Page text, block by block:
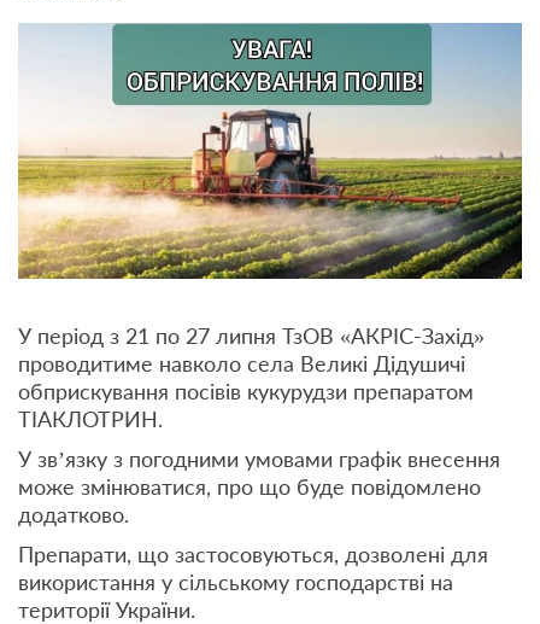
У період з 21 по 27 липня ТзОВ «АКРІС-Захід»
проводитиме навколо села Великі Дідушичі
обприскування посівів кукурудзи препаратом
ТІАКЛОТРИН.
У зв’язку з погодними умовами графік внесення
може змінюватися, про що буде повідомлено
додатково.
Препарати, що застосовуються, дозволені для
використання у сільському господарстві на
території України.